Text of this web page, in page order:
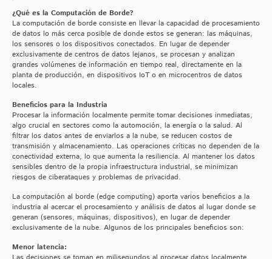
¿Qué es la Computación de Borde?
La computación de borde consiste en llevar la capacidad de procesamiento
de datos lo más cerca posible de donde estos se generan: las máquinas,
los sensores o los dispositivos conectados. En lugar de depender
exclusivamente de centros de datos lejanos, se procesan y analizan
grandes volúmenes de información en tiempo real, directamente en la
planta de producción, en dispositivos IoT o en microcentros de datos
locales.
Beneficios para la Industria
Procesar la información localmente permite tomar decisiones inmediatas,
algo crucial en sectores como la automoción, la energía o la salud. Al
filtrar los datos antes de enviarlos a la nube, se reducen costos de
transmisión y almacenamiento. Las operaciones críticas no dependen de la
conectividad externa, lo que aumenta la resiliencia. Al mantener los datos
sensibles dentro de la propia infraestructura industrial, se minimizan
riesgos de ciberataques y problemas de privacidad.
La computación al borde (edge computing) aporta varios beneficios a la
industria al acercar el procesamiento y análisis de datos al lugar donde se
generan (sensores, máquinas, dispositivos), en lugar de depender
exclusivamente de la nube. Algunos de los principales beneficios son:
Menor latencia: